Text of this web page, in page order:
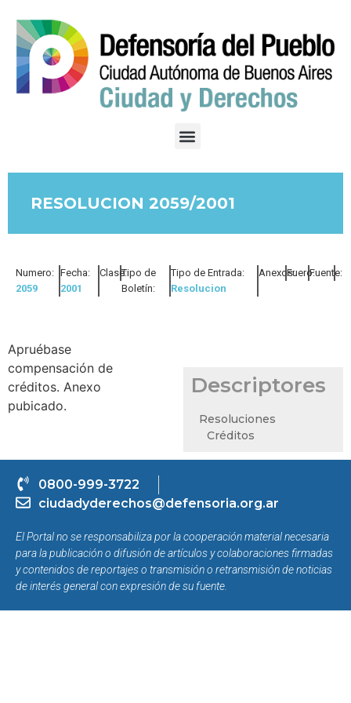
RESOLUCION 2059/2001
Numero:
2059
Fecha:
2001
Clase:Tipo de
Boletín:
Tipo de Entrada:
Resolucion
Anexos:Fuero:Fuente:
Apruébase
compensación de
créditos. Anexo
pubicado.
Descriptores
Resoluciones
Créditos
0800-999-3722
ciudadyderechos@defensoria.org.ar
El Portal no se responsabiliza por la cooperación material necesaria
para la publicación o difusión de artículos y colaboraciones firmadas
y contenidos de reportajes o transmisión o retransmisión de noticias
de interés general con expresión de su fuente.